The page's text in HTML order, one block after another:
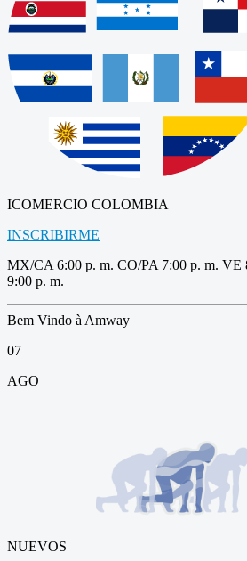
ICOMERCIO COLOMBIA
INSCRIBIRME
MX/CA 6:00 p. m. CO/PA 7:00 p. m.
9:00 p. m.
Bem Vindo à Amway
07
AGO
NUEVOS